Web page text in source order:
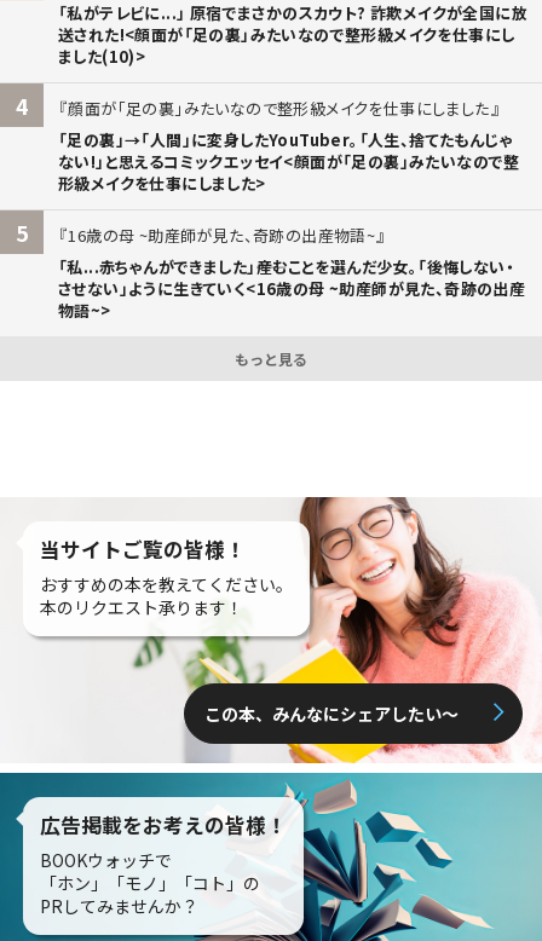
「私がテレビに...」 原宿でまさかのスカウト? 詐欺メイクが全国に放
送された!<顔面が「足の裏」みたいなので整形級メイクを仕事にし
ました(10)>
4
顔面が「足の裏」みたいなので整形級メイクを仕事にしました
「足の裏」→「人間」に変身したYouTuber。「人生、捨てたもんじゃ
ない!」と思えるコミックエッセイ<顔面が「足の裏」みたいなので整
形級メイクを仕事にしました>
5
16歳の母 ~助産師が見た、奇跡の出産物語~
「私...赤ちゃんができました」――産むことを選んだ少女。「後悔しない・
させない」ように生きていく<16歳の母 ~助産師が見た、奇跡の出産
物語~>
もっと見る
当サイトご覧の皆様！
おすすめの本を教えてください。
本のリクエスト承ります！
この本、みんなにシェアしたい〜
広告掲載をお考えの皆様！
BOOKウォッチで
「ホン」「モノ」「コト」の
PRしてみませんか？